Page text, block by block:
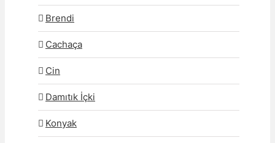
Brendi
Cachaça
Cin
Damıtık İçki
Konyak